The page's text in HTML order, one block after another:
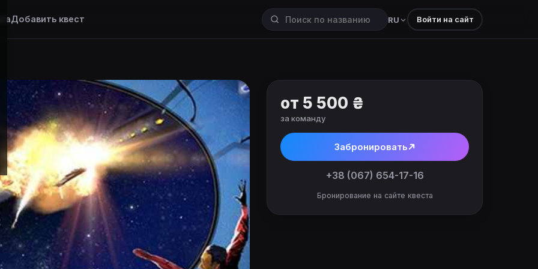
Добавить квест RU Войти на сайт
от 5 500 ₴
за команду
Забронировать
+38 (067) 654-17-16
Бронирование на сайте квеста